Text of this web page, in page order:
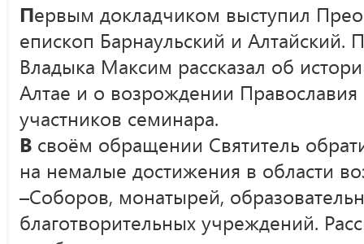
Первым докладчиком выступил
епископ Барнаульский и
Владыка Максим рассказал об
Алтае и о возрождении Православия
участников семинара.
В своём обращении Святитель
на немалые достижения в области
–Соборов, монатырей,
благотворительных учреждений.